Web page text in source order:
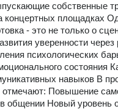
собственные
концертных площадках
- это не только о
уверенности через
психологических
состояния
навыков В
отмечают: Повышение
общении Новый уровень